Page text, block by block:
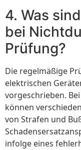
4. Was
bei
Prüfung?
Die regelmäßige
elektrischen
vorgeschrieben.
können
von Strafen und
infolge eines